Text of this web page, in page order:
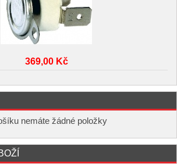
369,00 Kč
nemáte žádné položky